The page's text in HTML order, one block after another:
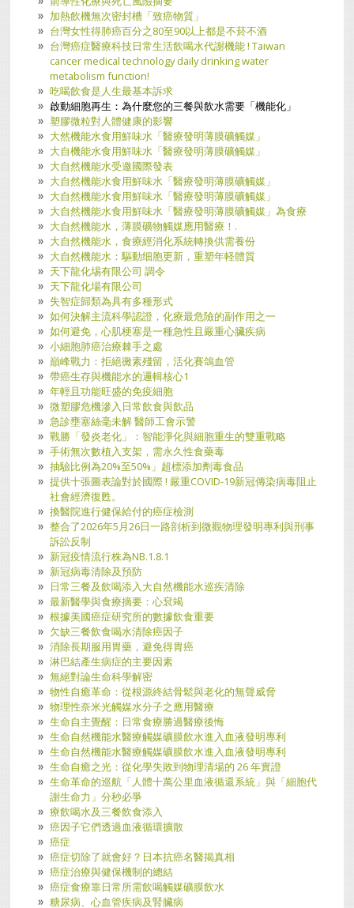
加熱飲機無次密封槽「致癌物質」
台灣女性得肺癌百分之80至90以上都是不菸不酒
台灣癌症醫療科技日常生活飲喝水代謝機能 ! Taiwan
cancer medical technology daily drinking water
metabolism function!
吃喝飲食是人生最基本訴求
啟動細胞再生：為什麼您的三餐與飲水需要「機能化」
塑膠微粒對人體健康的影響
大然機能水食用鮮味水「醫療發明薄膜礦觸媒」
大自機能水食用鮮味水「醫療發明薄膜礦觸媒」
大自然機能水受邀國際發表
大自然機能水食用鮮味水「醫療發明薄膜礦觸媒」
大自然機能水食用鮮味水「醫療發明薄膜礦觸媒」
大自然機能水食用鮮味水「醫療發明薄膜礦觸媒」為食療
大自然機能水，薄膜礦物觸媒應用醫療！.
大自然機能水，食療經消化系統轉換供需養份
大自然機能水：驅動细胞更新，重塑年軽體質
天下龍化埸有限公司 調令
天下龍化場有限公司
失智症歸類為具有多種形式
如何決解主流科學認證，化療最危險的副作用之一
如何避免，心肌梗塞是一種急性且嚴重心臟疾病
小細胞肺癌治療棘手之處
巔峰戰力：拒絕黴素殘留，活化賽鴿血管
帶癌生存與機能水的邏輯核心1
年輕且功能旺盛的免疫細胞
微塑膠危機滲入日常飲食與飲品
急診壅塞絲毫未解 醫師工會示警
戰勝「發炎老化」：智能淨化與細胞重生的雙重戰略
手術無次數植入支架，需永久性食藥毒
抽驗比例為20%至50%」超標添加劑毒食品
提供十張圖表論對於國際 ! 嚴重COVID-19新冠傳染病毒阻止
社會經濟復甦。
換醫院進行健保給付的癌症檢測
整合了2026年5月26日一路剖析到微觀物理發明專利與刑事
訴訟反制
新冠疫情流行株為NB.1.8.1
新冠病毒清除及預防
日常三餐及飲喝添入大自然機能水巡疾清除
最新醫學與食療摘要：心袞竭
根據美國癌症研究所的數據飲食重要
欠缺三餐飲食喝水清除癌因子
消除長期服用胃藥，避免得胃癌
淋巴結產生病症的主要因素
無絕對論生命科學解密
物性自癒革命：從根源終結骨鬆與老化的無聲威脅
物理性奈米光觸媒水分子之應用醫療
生命自主覺醒：日常食療勝過醫療後悔
生命自然機能水醫療觸媒礦膜飲水進入血液發明專利
生命自然機能水醫療觸媒礦膜飲水進入血液發明專利
生命自癒之光：從化學失敗到物理清場的 26 年實證
生命革命的巡航「人體十萬公里血液循還系統」與「細胞代
謝生命力」分秒必爭
療飲喝水及三餐飲食添入
癌因子它們透過血液循環擴散
癌症
癌症切除了就會好？日本抗癌名醫揭真相
癌症治療與健保機制的總結
癌症食療靠日常所需飲喝觸媒礦膜飲水
糖尿病、心血管疾病及腎臟病